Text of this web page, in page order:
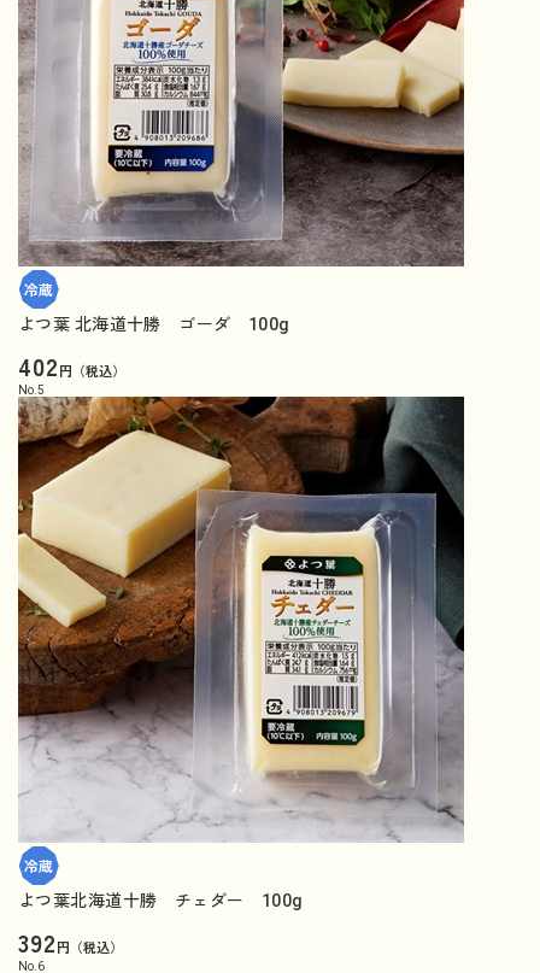
よつ葉 北海道十勝 ゴーダ 100g
402円（税込）
No. 5
よつ葉北海道十勝 チェダー 100g
392円（税込）
No. 6